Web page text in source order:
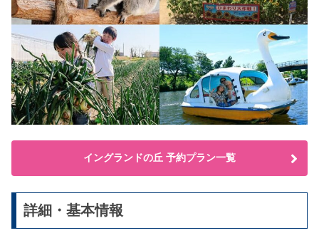
イングランドの丘 予約プラン一覧
詳細・基本情報